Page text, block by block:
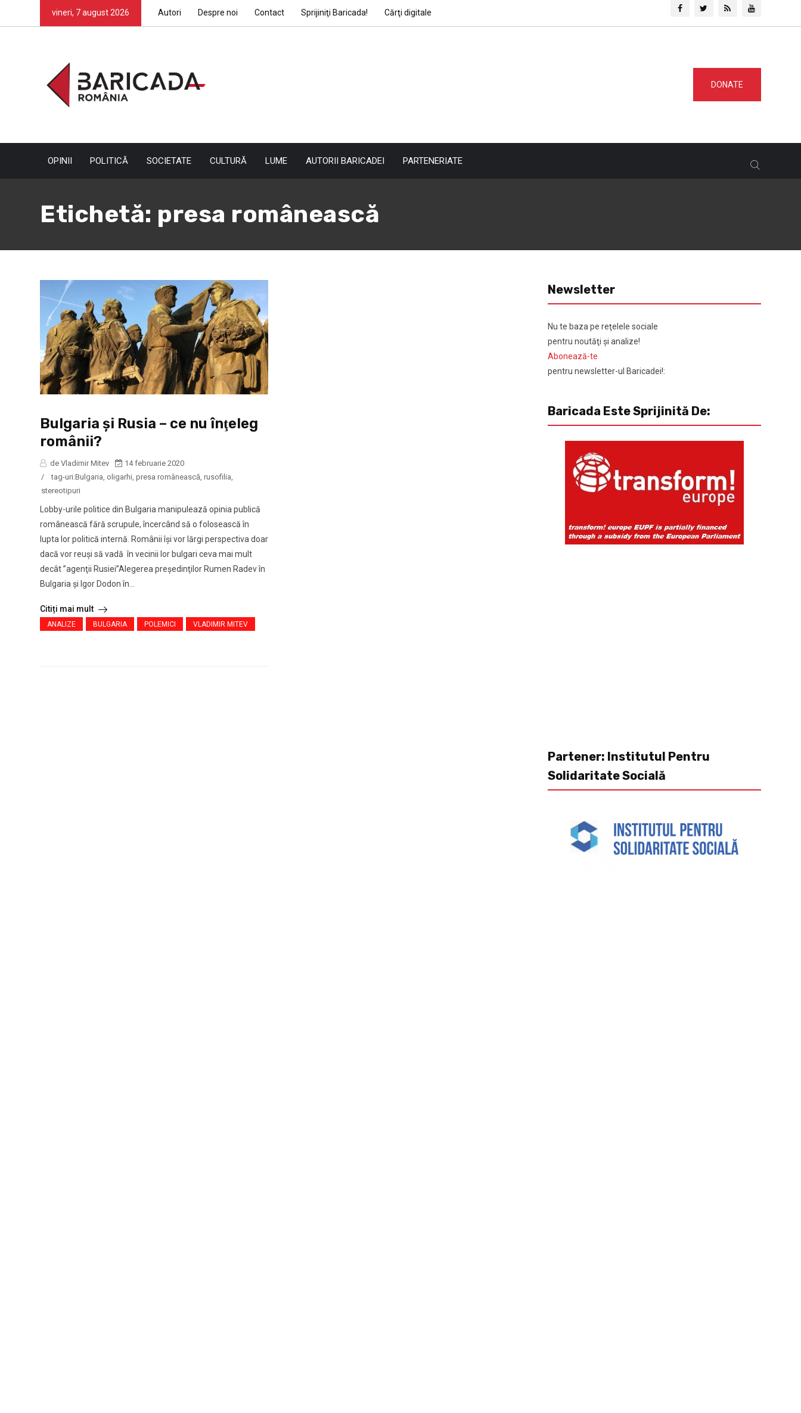
vineri, 7 august 2026 Autori Despre noi Contact Sprijiniţi Baricada! Cărţi digitale
DONATE
OPINII POLITICĂ SOCIETATE CULTURĂ LUME AUTORII BARICADEI PARTENERIATE
Etichetă: presa românească
Bulgaria şi Rusia – ce nu înţeleg
românii?
de Vladimir Mitev
14 februarie 2020
/
tag-uri:Bulgaria oligarhi presa românească rusofilia
stereotipuri
Lobby-urile politice din Bulgaria manipulează opinia publică
românească fără scrupule, încercând să o folosească în
lupta lor politică internă. Românii îşi vor lărgi perspectiva doar
dacă vor reuși să vadă în vecinii lor bulgari ceva mai mult
decât ”agenţii Rusiei”Alegerea preşedinţilor Rumen Radev în
Bulgaria şi Igor Dodon în...
Citiți mai mult
ANALIZE BULGARIA POLEMICI VLADIMIR MITEV
Newsletter
Nu te baza pe reţelele sociale
pentru noutăţi şi analize!
Abonează-te
pentru newsletter-ul Baricadei!:
Baricada Este Sprijinită De:
Partener: Institutul Pentru
Solidaritate Socială